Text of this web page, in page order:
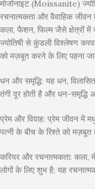
मोजोनाइट (Moissanite)
रचनात्मकता और वैवाहिक जीवन
कला, फैशन, फिल्म जैसे क्षेत्रों में
ज्योतिषी से कुंडली विश्लेषण
को मज़बूत करने के लिए पहना
धन और समृद्धि: यह धन,
तंगी दूर होती है और धन-समृद्धि
प्रेम और विवाह: प्रेम जीवन में
पत्नी के बीच के रिश्ते को मज़बूत
करियर और रचनात्मकता: कला,
लोगों के लिए शुभ है; यह